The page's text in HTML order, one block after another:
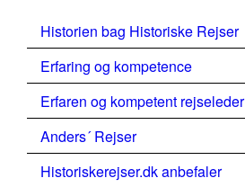
Historien bag Historiske Rejser
Erfaring og kompetence
Erfaren og kompetent rejseleder
Anders´ Rejser
Historiskerejser.dk anbefaler